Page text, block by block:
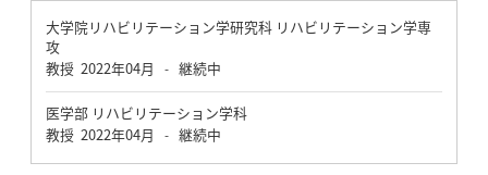
大学院リハビリテーション学研究科 リハビリテーション学専
攻
教授 2022年04月 - 継続中
医学部 リハビリテーション学科
教授 2022年04月 - 継続中